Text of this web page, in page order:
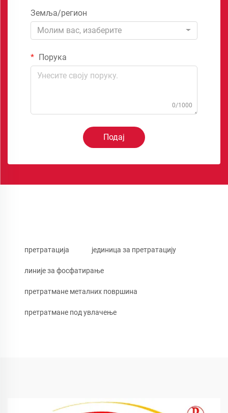
Земља/регион
Молим вас, изаберите
Порука
0/1000
Подај
претратација јединица за претратацију
линије за фосфатирање
претратмане металних површина
претратмане под увлачење